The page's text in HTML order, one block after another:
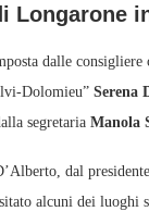
Longarone
dalle consigliere
Serena
segretaria Manola
dal
alcuni dei luoghi